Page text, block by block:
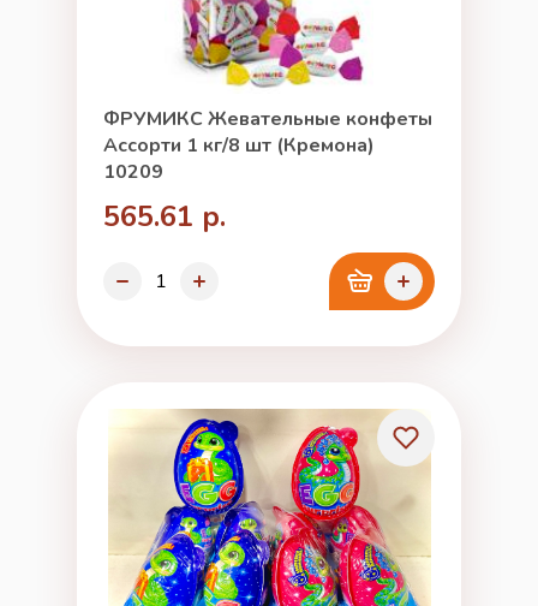
ФРУМИКС Жевательные конфеты
Ассорти 1 кг/8 шт (Кремона)
10209
565.61 р.